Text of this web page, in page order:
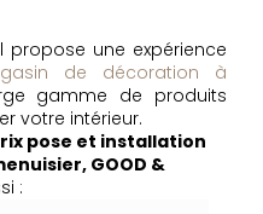
propose une expérience
de décoration à
gamme de produits
votre intérieur.
pose et installation
GOOD &
: